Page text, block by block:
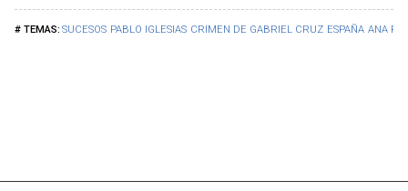
SUCESOS PABLO IGLESIAS CRIMEN DE GABRIEL CRUZ ESPAÑA ANA